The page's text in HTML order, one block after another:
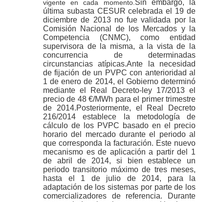
vigente en cada momento. Sin embargo, la
última subasta CESUR celebrada el 19 de
diciembre de 2013 no fue validada por la
Comisión Nacional de los Mercados y la
Competencia (CNMC), como entidad
supervisora de la misma, a la vista de la
concurrencia de determinadas
circunstancias atípicas.Ante la necesidad
de fijación de un PVPC con anterioridad al
1 de enero de 2014, el Gobierno determinó
mediante el Real Decreto-ley 17/2013 el
precio de 48 €/MWh para el primer trimestre
de 2014.Posteriormente, el Real Decreto
216/2014 establece la metodología de
cálculo de los PVPC basado en el precio
horario del mercado durante el periodo al
que corresponda la facturación. Este nuevo
mecanismo es de aplicación a partir del 1
de abril de 2014, si bien establece un
periodo transitorio máximo de tres meses,
hasta el 1 de julio de 2014, para la
adaptación de los sistemas por parte de los
comercializadores de referencia. Durante